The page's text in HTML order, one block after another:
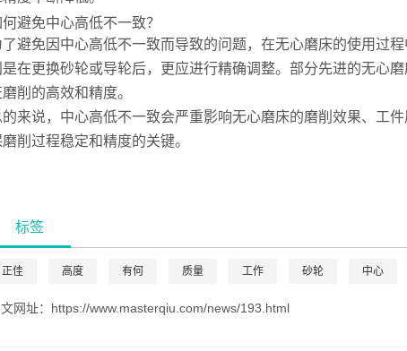
避免中心高低不一致？
了避免因中心高低不一致而导致的问题，在无心磨床的使用过
是在更换砂轮或导轮后，更应进行精确调整。部分先进的无心
削的高效和精度。
的来说，中心高低不一致会严重影响无心磨床的磨削效果、工
削过程稳定和精度的关键。
标签
正佳 高度 有何 质量 工作 砂轮 中心
网址： https://www.masterqiu.com/news/193.html